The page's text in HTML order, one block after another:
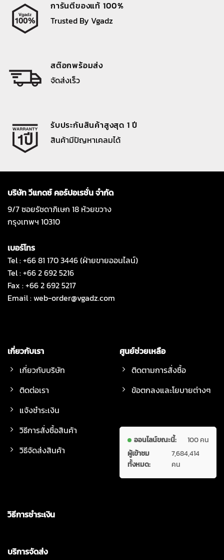
การันตีของแท้ 100%
Trusted By Vgadz
สต๊อกพร้อมส่ง
จัดส่งเร็ว
รับประกันสินค้าสูงสุด 1 ปี
สินค้ามีปัญหาเคลมได้
บริษัท วีแกดซ์ คอร์ปอเรชั่น จำกัด
9/7 ซอยรัชดาภิเษก 18 ห้วยขวาง
กรุงเทพฯ 10310
เบอร์โทร
Tel : +66 81 170 3446 (ฝ่ายขายออนไลน์)
Tel : +66 2 692 5216
Fax : +66 2 692 5217
Email :web-order@vgadz.com
เกี่ยวกับเรา
เกี่ยวกับบริษัท
ติดต่อเรา
แจ้งชำระเงิน
วิธีการสั่งซื้อสินค้า
วิธีจัดส่งสินค้า
ศูนย์ช่วยเหลือ
ติดตามการสั่งซื้อ
ข้อตกลงและโยบายต่างๆ
ออนไลน์ขณะนี้:
100 คน
ผู้เข้าชม
ทั้งหมด:
7,684,414
คน
วิธีการชำระเงิน
บริการจัดส่ง